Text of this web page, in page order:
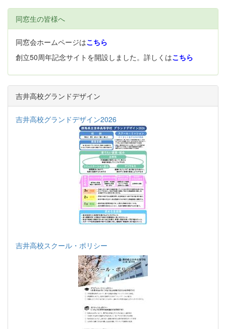
同窓生の皆様へ
同窓会ホームページはこちら
創立50周年記念サイトを開設しました。詳しくはこちら
吉井高校グランドデザイン
吉井高校グランドデザイン2026
吉井高校スクール・ポリシー